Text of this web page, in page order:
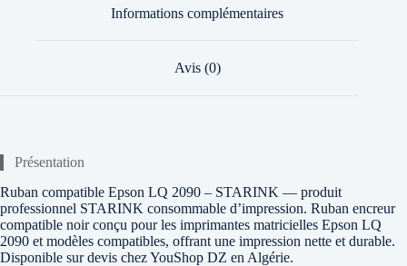
Informations complémentaires
Avis (0)
Présentation
Ruban compatible Epson LQ 2090 – STARINK — produit
professionnel STARINK consommable d’impression. Ruban encreur
compatible noir conçu pour les imprimantes matricielles Epson LQ
2090 et modèles compatibles, offrant une impression nette et durable.
Disponible sur devis chez YouShop DZ en Algérie.